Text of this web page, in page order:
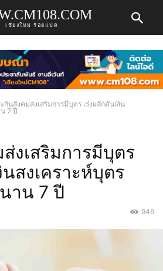
เชียงใหม่ ร้อยแปด
กันสังคมส่งเสริมการมีบุตร เร่งผลักดันเงิน
7 ปี
งเสริมการมีบุตร
นสงเคราะห์บุตร
าน 7 ปี
946